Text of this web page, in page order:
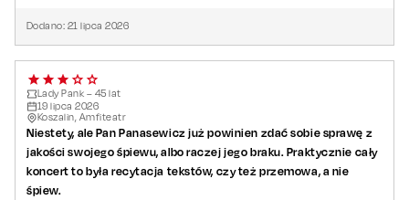
Dodano: 21 lipca 2026
Lady Pank – 45 lat
19 lipca 2026
Koszalin, Amfiteatr
Niestety, ale Pan Panasewicz już powinien zdać sobie sprawę z
jakości swojego śpiewu, albo raczej jego braku. Praktycznie cały
koncert to była recytacja tekstów, czy też przemowa, a nie
śpiew.